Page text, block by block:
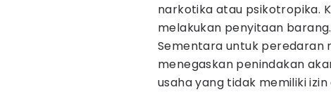
narkotika atau psikotropika.
melakukan penyitaan barang.
Sementara untuk peredaran
menegaskan penindakan
usaha yang tidak memiliki